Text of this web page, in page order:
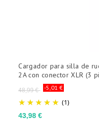
Precio
base
48,99 € -5,01 €
(1)
Precio
43,98 €
Cargador para silla de
2A con conector XLR (3